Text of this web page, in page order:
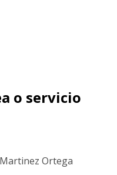
o servicio
Ortega